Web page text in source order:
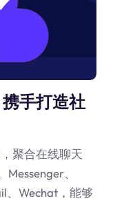
手打造社
聚合在线聊天
、
、Wechat，能够